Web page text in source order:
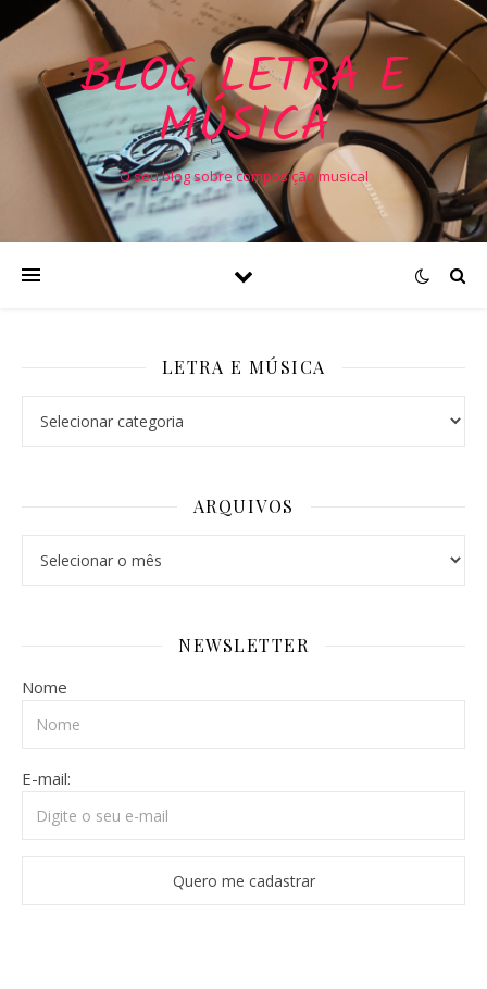
BLOG LETRA E
MÚSICA
O seu blog sobre composição musical
LETRA E MÚSICA
ARQUIVOS
NEWSLETTER
Nome
E-mail: